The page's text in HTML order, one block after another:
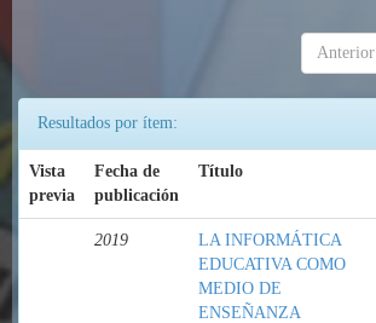
Anterior
Resultados por ítem:
Vista
previa
Fecha de
publicación
Título
2019
LA INFORMÁTICA
EDUCATIVA COMO
MEDIO DE
ENSEÑANZA